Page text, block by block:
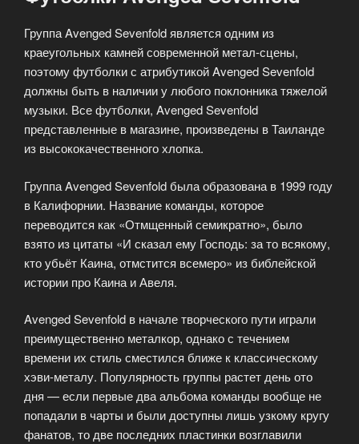
Группа Avenged Sevenfold является одним из
краеугольных камней современной метал-сцены,
поэтому футболки с атрибутикой Avenged Sevenfold
должны быть в наличии у любого поклонника тяжелой
музыки. Все футболки, Avenged Sevenfold
представленные в магазине, произведены в Таиланде
из высококачественного хлопка.
Группа Avenged Sevenfold была образована в 1999 году
в Калифорнии. Название команды, которое
переводится как «Отмщенный семикратно», было
взято из цитаты «И сказал ему Господь: за то всякому,
кто убьёт Каина, отмстится всемеро» из библейской
истории про Каина и Авеля.
Avenged Sevenfold в начале творческого пути играли
преимущественно металкор, однако с течением
времени их стиль сместился ближе к классическому
хэви-металу. Популярность группы растет день ото
дня — если первые два альбома команды вообще не
попадали в чарты и были доступны лишь узкому кругу
фанатов, то две последних пластинки возглавили